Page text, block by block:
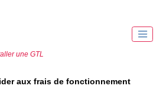
une GTL
aux frais de fonctionnement